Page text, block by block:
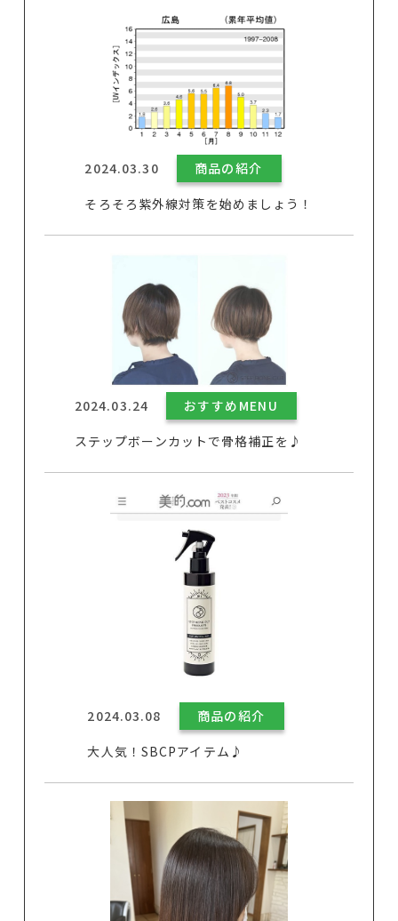
2024.03.30
商品の紹介
そろそろ紫外線対策を始めましょう！
2024.03.24
おすすめMENU
ステップボーンカットで骨格補正を♪
2024.03.08
商品の紹介
大人気！SBCPアイテム♪